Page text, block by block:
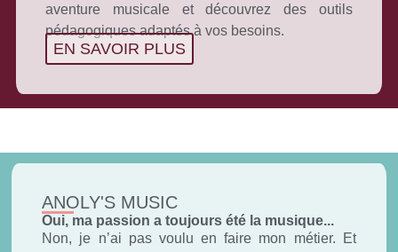
aventure musicale et découvrez des outils
pédagogiques adaptés à vos besoins.
EN SAVOIR PLUS
ANOLY'S MUSIC
Oui, ma passion a toujours été la musique...
Non, je n’ai pas voulu en faire mon métier. Et